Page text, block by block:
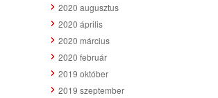
2020 augusztus
2020 április
2020 március
2020 február
2019 október
2019 szeptember